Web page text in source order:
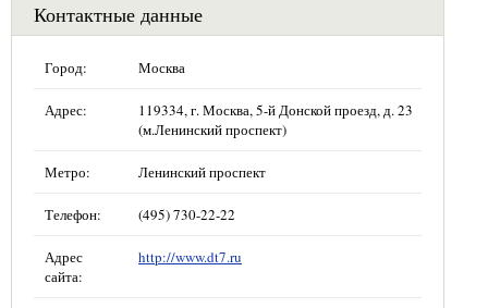
Контактные данные
Город: Москва
Адрес:
119334, г. Москва, 5-й Донской проезд, д. 23
(м.Ленинский проспект)
Метро: Ленинский проспект
Телефон: (495) 730-22-22
Адрес
сайта:
http://www.dt7.ru